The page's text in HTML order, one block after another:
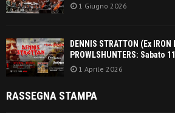
1 Giugno 2026
DENNIS STRATTON (Ex
PROWLSHUNTERS: Sabato
1 Aprile 2026
RASSEGNA STAMPA